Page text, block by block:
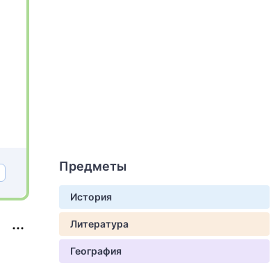
Предметы
История
Литература
География